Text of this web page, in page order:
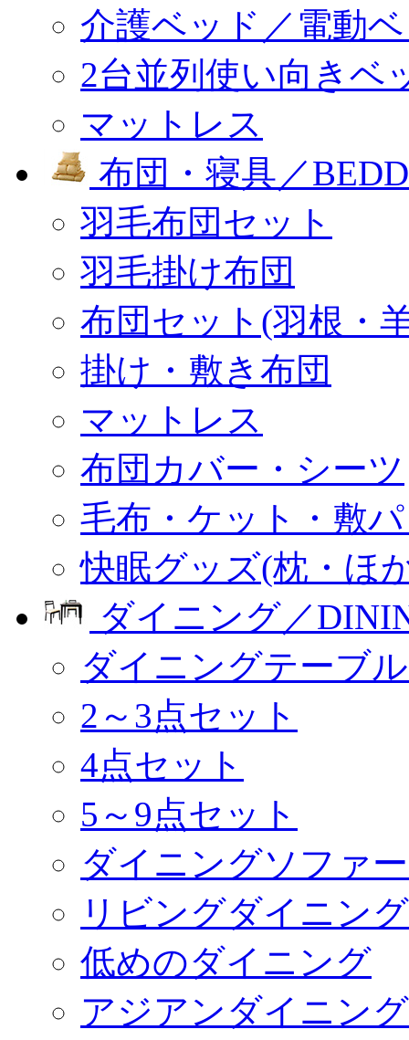
介護ベッド／電動
2台並列使い向きベ
マットレス
布団・寝具／
羽毛布団セット
羽毛掛け布団
布団セット(羽根・
掛け・敷き布団
マットレス
布団カバー・シーツ
毛布・ケット・敷
快眠グッズ(枕・ほ
ダイニング／
ダイニングテーブ
2～3点セット
4点セット
5～9点セット
ダイニングソファ
リビングダイニン
低めのダイニング
アジアンダイニング